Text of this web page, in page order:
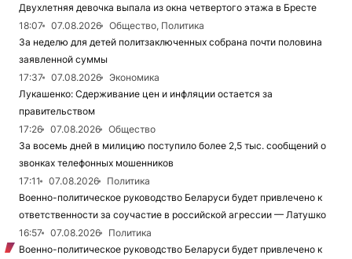
Двухлетняя девочка выпала из окна четвертого этажа в Бресте
18:07
07.08.2026
Общество, Политика
За неделю для детей политзаключенных собрана почти половина
заявленной суммы
17:37
07.08.2026
Экономика
Лукашенко: Сдерживание цен и инфляции остается за
правительством
17:26
07.08.2026
Общество
За восемь дней в милицию поступило более 2,5 тыс. сообщений о
звонках телефонных мошенников
17:11
07.08.2026
Политика
Военно-политическое руководство Беларуси будет привлечено к
ответственности за соучастие в российской агрессии — Латушко
16:57
07.08.2026
Политика
Военно-политическое руководство Беларуси будет привлечено к